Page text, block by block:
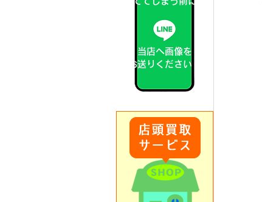
当店へ画像を
お送りください！